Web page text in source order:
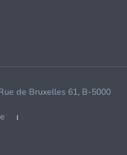
de Bruxelles 61, B-5000